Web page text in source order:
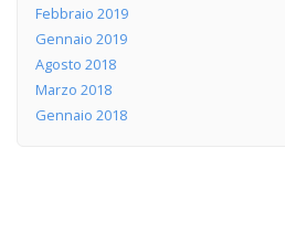
Febbraio 2019
Gennaio 2019
Agosto 2018
Marzo 2018
Gennaio 2018